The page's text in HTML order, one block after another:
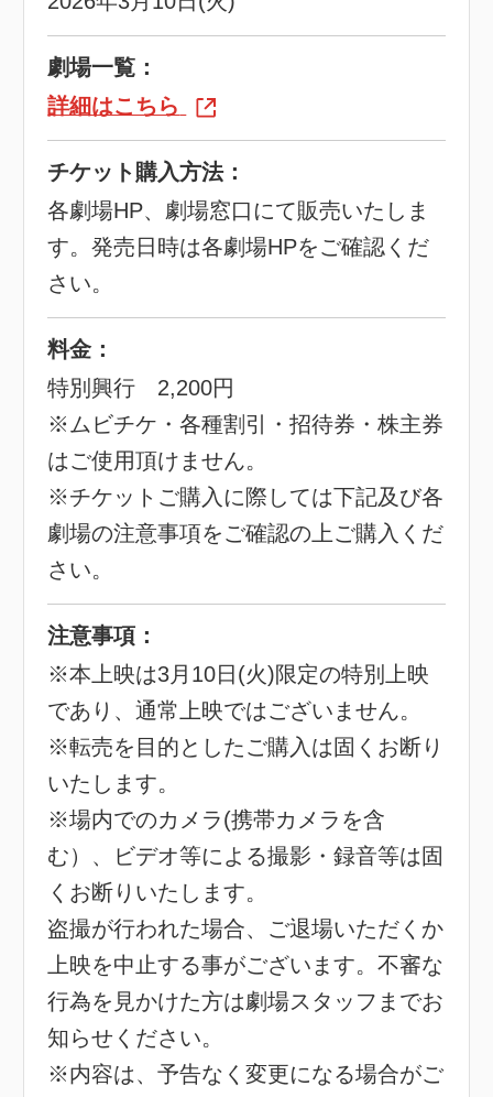
劇場一覧：
詳細はこちら
チケット購入方法：
各劇場HP、劇場窓口にて販売いたしま
す。発売日時は各劇場HPをご確認くだ
さい。
料金：
特別興行 2,200円
※ムビチケ・各種割引・招待券・株主券
はご使用頂けません。
※チケットご購入に際しては下記及び各
劇場の注意事項をご確認の上ご購入くだ
さい。
注意事項：
※本上映は3月10日(火)限定の特別上映
であり、通常上映ではございません。
※転売を目的としたご購入は固くお断り
いたします。
※場内でのカメラ(携帯カメラを含
む）、ビデオ等による撮影・録音等は固
くお断りいたします。
盗撮が行われた場合、ご退場いただくか
上映を中止する事がございます。不審な
行為を見かけた方は劇場スタッフまでお
知らせください。
※内容は、予告なく変更になる場合がご